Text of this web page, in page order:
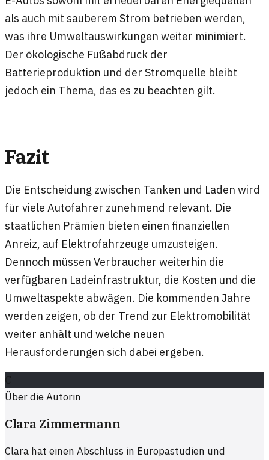
als auch mit sauberem Strom betrieben werden,
was ihre Umweltauswirkungen weiter minimiert.
Der ökologische Fußabdruck der
Batterieproduktion und der Stromquelle bleibt
jedoch ein Thema, das es zu beachten gilt.
Fazit
Die Entscheidung zwischen Tanken und Laden wird
für viele Autofahrer zunehmend relevant. Die
staatlichen Prämien bieten einen finanziellen
Anreiz, auf Elektrofahrzeuge umzusteigen.
Dennoch müssen Verbraucher weiterhin die
verfügbaren Ladeinfrastruktur, die Kosten und die
Umweltaspekte abwägen. Die kommenden Jahre
werden zeigen, ob der Trend zur Elektromobilität
weiter anhält und welche neuen
Herausforderungen sich dabei ergeben.
C
Über die Autorin
Clara Zimmermann
Clara hat einen Abschluss in Europastudien und